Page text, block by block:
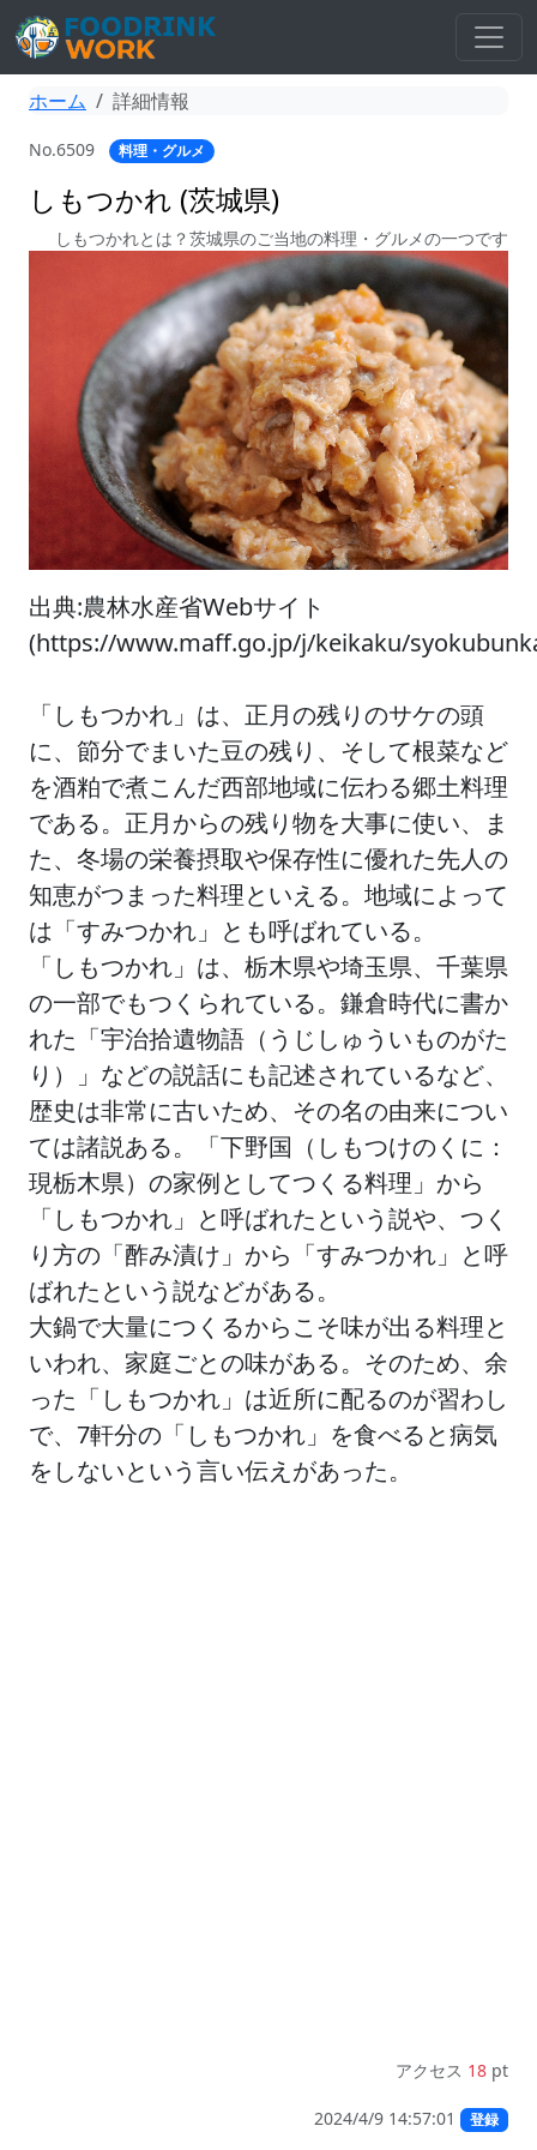
ホーム 詳細情報
No.6509 料理・グルメ
しもつかれ (茨城県)
しもつかれとは？茨城県のご当地の料理・グルメの一つです
出典:農林水産省Webサイト
(https://www.maff.go.jp/j/keikaku/
「しもつかれ」は、正月の残りのサケの頭
に、節分でまいた豆の残り、そして根菜など
を酒粕で煮こんだ西部地域に伝わる郷土料理
である。正月からの残り物を大事に使い、ま
た、冬場の栄養摂取や保存性に優れた先人の
知恵がつまった料理といえる。地域によって
は「すみつかれ」とも呼ばれている。
「しもつかれ」は、栃木県や埼玉県、千葉県
の一部でもつくられている。鎌倉時代に書か
れた「宇治拾遺物語（うじしゅういものがた
り）」などの説話にも記述されているなど、
歴史は非常に古いため、その名の由来につい
ては諸説ある。「下野国（しもつけのくに：
現栃木県）の家例としてつくる料理」から
「しもつかれ」と呼ばれたという説や、つく
り方の「酢み漬け」から「すみつかれ」と呼
ばれたという説などがある。
大鍋で大量につくるからこそ味が出る料理と
いわれ、家庭ごとの味がある。そのため、余
った「しもつかれ」は近所に配るのが習わし
で、7軒分の「しもつかれ」を食べると病気
をしないという言い伝えがあった。
アクセス 18 pt
2024/4/9 14:57:01 登録